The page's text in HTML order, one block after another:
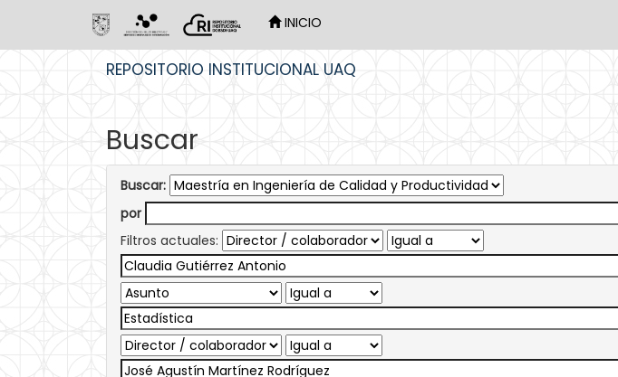
INICIO
REPOSITORIO INSTITUCIONAL UAQ
Buscar
Buscar:
por
Filtros actuales: